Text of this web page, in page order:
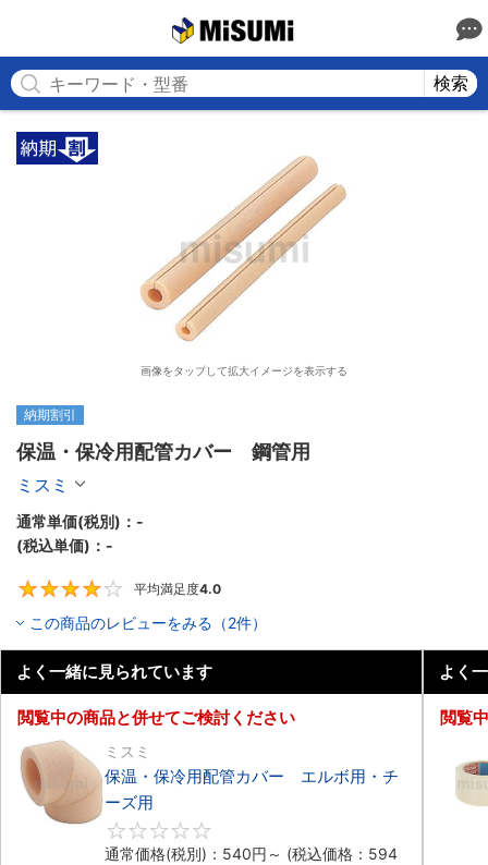
検索
画像をタップして拡大イメージを表示する
納期割引
保温・保冷用配管カバー　鋼管用
ミスミ
通常単価(税別)： -
(税込単価)： -
平均満足度4.0
この商品のレビューをみる（2件）
よく一緒に見られています
閲覧中の商品と併せてご検討ください
ミスミ
保温・保冷用配管カバー エルボ用・チ
ーズ用
通常価格(税別)： 540円 ～ (税込価格： 594
よく
閲覧